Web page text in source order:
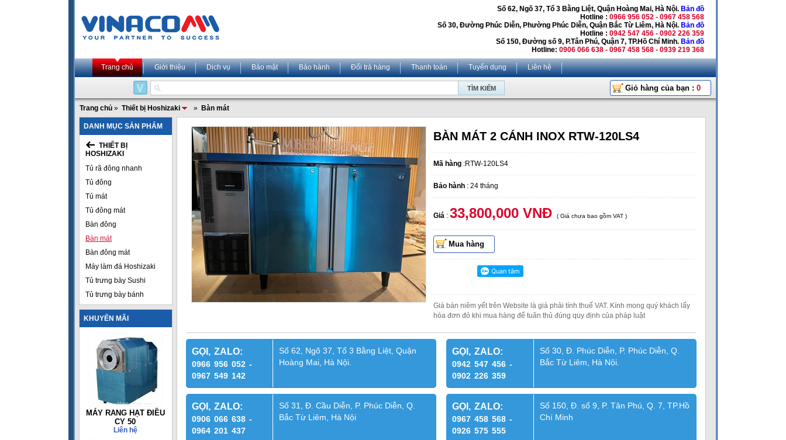
Số 62, Ngõ 37, Tổ 3 Bằng Liệt, Quận Hoàng Mai, Hà Nội. Bản đồ
Hotline : 0966 956 052 - 0967 458 568
Số 30, Đường Phúc Diễn, Phường Phúc Diễn, Quận Bắc Từ Liêm, Hà Nội. Bản đồ
Hotline : 0942 547 456 - 0902 226 359
Số 150, Đường số 9, P.Tân Phú, Quận 7, TP.Hồ Chí Minh. Bản đồ
Hotline: 0906 066 638 - 0967 458 568 - 0939 219 368
Trang chủ Giới thiệu Dịch vụ Bảo mật Bảo hành Đổi trả hàng Thanh toán Tuyển dụng Liên hệ
Giỏ hàng của bạn : 0
Trang chủ » Thiết bị Hoshizaki » Bàn mát
DANH MỤC SẢN PHẨM
THIẾT BỊ
HOSHIZAKI
Tủ rã đông nhanh
Tủ đông
Tủ mát
Tủ đông mát
Bàn đông
Bàn mát
Bàn đông mát
Máy làm đá Hoshizaki
Tủ trưng bày Sushi
Tủ trưng bày bánh
KHUYẾN MÃI
MÁY RANG HẠT ĐIỀU
CY 50
Liên hệ
BÀN MÁT 2 CÁNH INOX RTW-120LS4
Mã hàng :RTW-120LS4
Bảo hành : 24 tháng
Giá : 33,800,000 VNĐ ( Giá chưa bao gồm VAT )
Mua hàng
Giá bán niêm yết trên Website là giá phải tính thuế VAT. Kính mong quý khách lấy
hóa đơn đỏ khi mua hàng để tuân thủ đúng quy định của pháp luật
GỌI, ZALO:
0966 956 052 -
0967 549 142
Số 62, Ngõ 37, Tổ 3 Bằng Liệt, Quận
Hoàng Mai, Hà Nội.
GỌI, ZALO:
0942 547 456 -
0902 226 359
Số 30, Đ. Phúc Diễn, P. Phúc Diễn, Q.
Bắc Từ Liêm, Hà Nội.
GỌI, ZALO:
0906 066 638 -
0964 201 437
Số 31, Đ. Cầu Diễn, P. Phúc Diễn, Q.
Bắc Từ Liêm, Hà Nội
GỌI, ZALO:
0967 458 568 -
0926 575 555
Số 150, Đ. số 9, P. Tân Phú, Q. 7, TP.Hồ
Chí Minh